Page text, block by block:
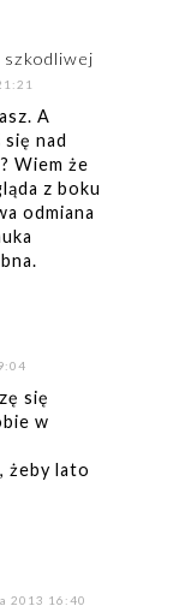
A
się nad
Wiem że
z boku
odmiana
się
w
żeby lato
2013 16:40